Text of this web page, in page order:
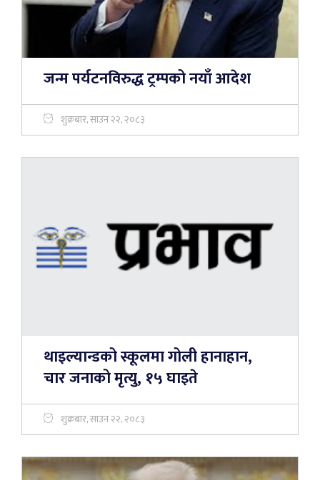
जन्म पर्यटनविरुद्ध ट्रम्पको नयाँ आदेश
शुक्रबार, साउन २२, २०८३
थाइल्यान्डको स्कूलमा गोली हानाहान,
चार जनाको मृत्यु, १५ घाइते
शुक्रबार, साउन २२, २०८३